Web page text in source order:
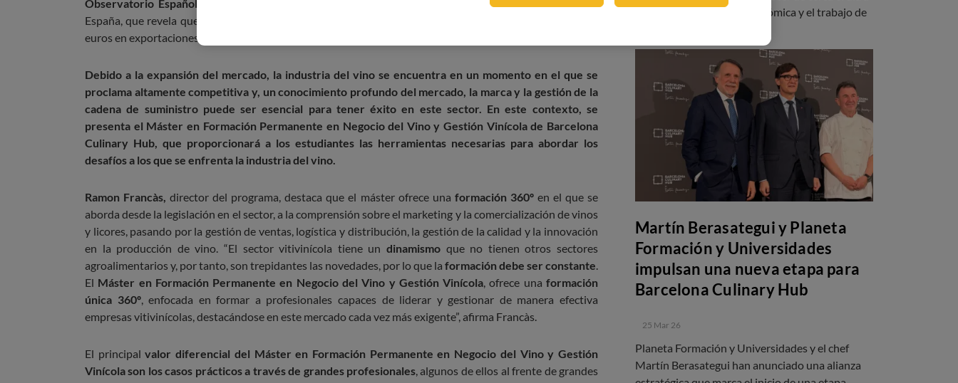
Observatorio Español del Mercado del Vino (OEMV)
elaborado por la Interprofesional del Vino de
España, que revela que el vino español ha alcanzado por primera vez la barrera de los 3.000 millones de
euros en exportaciones.
Debido a la expansión del mercado, la industria del vino se encuentra en un momento en el que se
proclama altamente competitiva y, un conocimiento profundo del mercado, la marca y la gestión de la
cadena de suministro puede ser esencial para tener éxito en este sector. En este contexto, se
presenta el Máster en Formación Permanente en Negocio del Vino y Gestión Vinícola de Barcelona
Culinary Hub, que proporcionará a los estudiantes las herramientas necesarias para abordar los
desafíos a los que se enfrenta la industria del vino.
Ramon Francàs,director del programa, destaca que el máster ofrece una formación 360ºen el que se
aborda desde la legislación en el sector, a la comprensión sobre el marketing y la comercialización de vinos
y licores, pasando por la gestión de ventas, logística y distribución, la gestión de la calidad y la innovación
en la producción de vino. “El sector vitivinícola tiene un dinamismo que no tienen otros sectores
agroalimentarios y, por tanto, son trepidantes las novedades, por lo que la formación debe ser constante.
El Máster en Formación Permanente en Negocio del Vino y Gestión Vinícola, ofrece unaformación
única 360º, enfocada en formar a profesionales capaces de liderar y gestionar de manera efectiva
empresas vitivinícolas, destacándose en este mercado cada vez más exigente”, afirma Francàs.
El principalvalor diferencial del Máster en Formación Permanente en Negocio del Vino y Gestión
Vinícola son los casos prácticos a través de grandes profesionales, algunos de ellos al frente de grandes
día de la formación gastronómica y el trabajo de
Martín Berasategui y Planeta
Formación y Universidades
impulsan una nueva etapa para
Barcelona Culinary Hub
25 Mar 26
Planeta Formación y Universidades y el chef
Martín Berasategui han anunciado una alianza